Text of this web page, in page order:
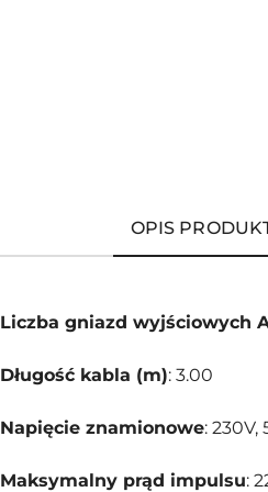
OPIS
Liczba gniazd wyjściowych
Długość kabla (m): 3.00
Napięcie znamionowe: 230V,
Maksymalny prąd impulsu: